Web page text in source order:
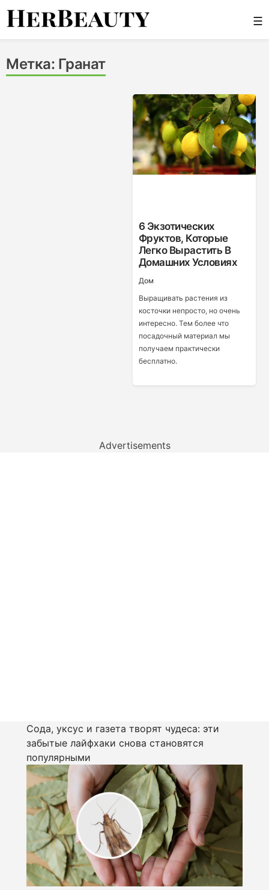
Skip
☰
Метка: Гранат
6 Экзотических
Фруктов, Которые
Легко Вырастить В
Домашних Условиях
Дом
Выращивать растения из
косточки непросто, но очень
интересно. Тем более что
посадочный материал мы
получаем практически
бесплатно.
Advertisements
Сода, уксус и газета творят чудеса: эти
забытые лайфхаки снова становятся
популярными